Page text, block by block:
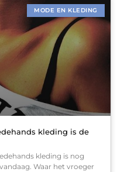
MODE EN KLEDING
kleding is de
kleding is nog
Waar het vroeger